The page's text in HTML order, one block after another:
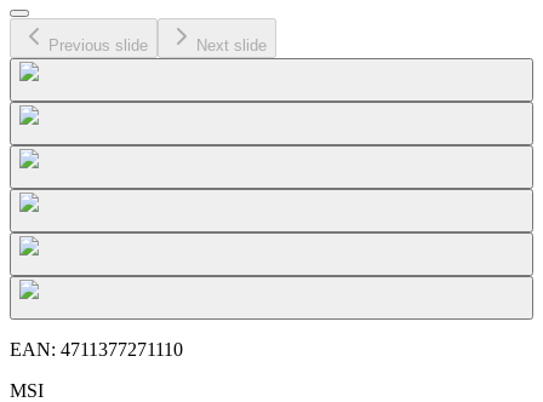
Previous slide Next slide
EAN: 4711377271110
MSI